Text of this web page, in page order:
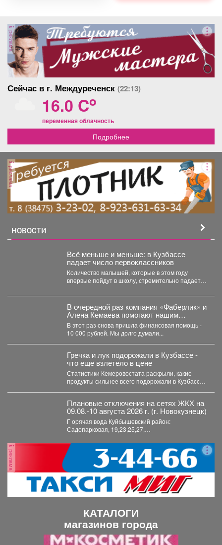
реклама
Сейчас в г. Междуреченск (22:13)
16.0 Co
переменная облачность
Подробнее
реклама
НОВОСТИ
Всё меньше и меньше: в Кузбассе
падает число первоклассников
Количество малышей, которые в этом году
впервые пойдут в школу, стремительно падает в
В очередной раз компания «Фаберлик» и
Алена Кемаева помогают нашим
хвостикам!
В этот раз снова пришла финансовая помощь -
10 000 рублей. Мы долго думали...
Гречка и лук подорожали в Кузбассе -
что еще взлетело в цене
Статистики Кемеровостата раскрыли, какие
продукты сильнее всего подорожали в Кузбассе
Плановые отключения на сетях ЖКХ на
09.08.-10 августа 2026 г. (г. Новокузнецк)
Г орячая вода Куйбышевский район:
Садопарковая, 19,23,25,27,
реклама
КАТАЛОГИ
магазинов города